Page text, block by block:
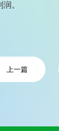
。
上一篇